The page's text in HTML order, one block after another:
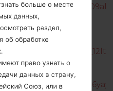
больше о месте
данных,
раздел,
об обработке
право узнать о
данных в страну,
Союз, или в